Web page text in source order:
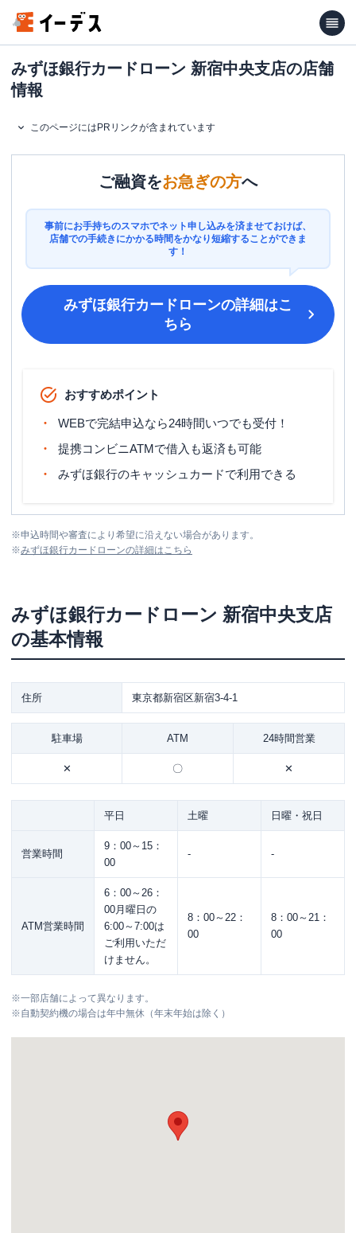
みずほ銀行カードローン 新宿中央支店の店舗
情報
このページにはPRリンクが含まれています
ご融資をお急ぎの方へ
事前にお手持ちのスマホでネット申し込みを済ませておけば、
店舗での手続きにかかる時間をかなり短縮することができま
す！
みずほ銀行カードローンの詳細はこ
ちら
おすすめポイント
WEBで完結申込なら24時間いつでも受付！
提携コンビニATMで借入も返済も可能
みずほ銀行のキャッシュカードで利用できる
※申込時間や審査により希望に沿えない場合があります。
※みずほ銀行カードローンの詳細はこちら
みずほ銀行カードローン 新宿中央支店
の基本情報
住所 東京都新宿区新宿3-4-1
駐車場 ATM 24時間営業
✕ 〇 ✕
平日 土曜 日曜・祝日
営業時間
9：00～15：
00
- -
ATM営業時間
6：00～26：
00月曜日の
6:00～7:00は
ご利用いただ
けません。
8：00～22：
00
8：00～21：
00
※一部店舗によって異なります。
※自動契約機の場合は年中無休（年末年始は除く）